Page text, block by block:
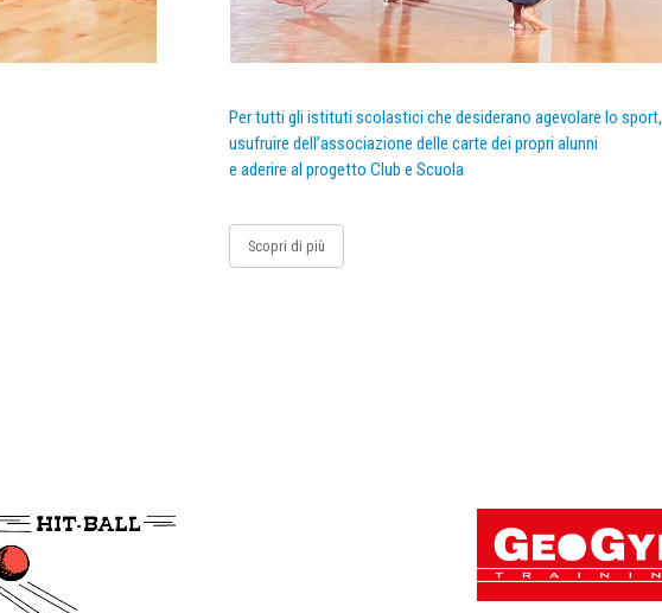
Per tutti gli istituti scolastici che desiderano agevolare lo sport,
usufruire dell’associazione delle carte dei propri alunni
e aderire al progetto Club e Scuola
Scopri di più